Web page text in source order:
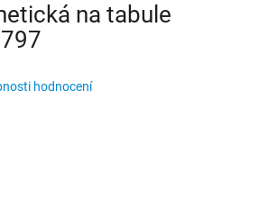
na tabule
hodnocení